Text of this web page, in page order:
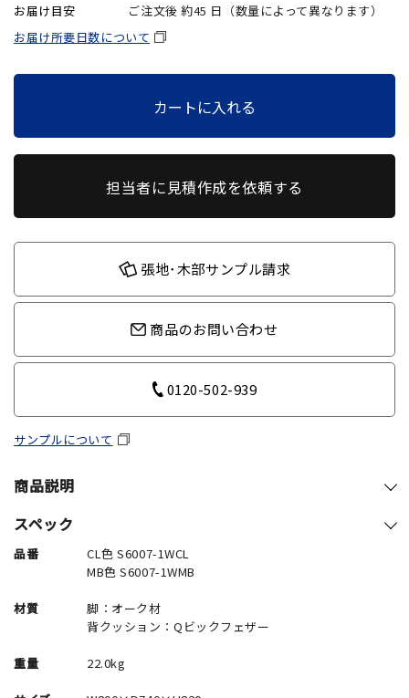
お届け目安
ご注文後 約45 日（数量によって異なります）
お届け所要日数について
カートに入れる
担当者に見積作成を依頼する
張地･木部サンプル請求
商品のお問い合わせ
0120-502-939
サンプルについて
商品説明
スペック
品番
CL色 S6007-1WCL
MB色 S6007-1WMB
材質
脚：オーク材
背クッション：Qビックフェザー
重量 22.0kg